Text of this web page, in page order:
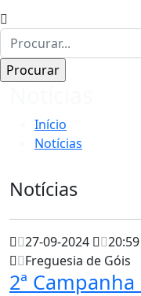
Início
Notícias
Notícias
27-09-2024
20:59
Freguesia de Góis
2ª